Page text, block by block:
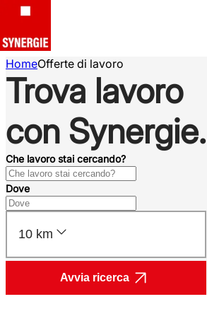
HomeOfferte di lavoro
Trova lavoro
con Synergie.
Che lavoro stai cercando?
Dove
10 km
Avvia ricerca